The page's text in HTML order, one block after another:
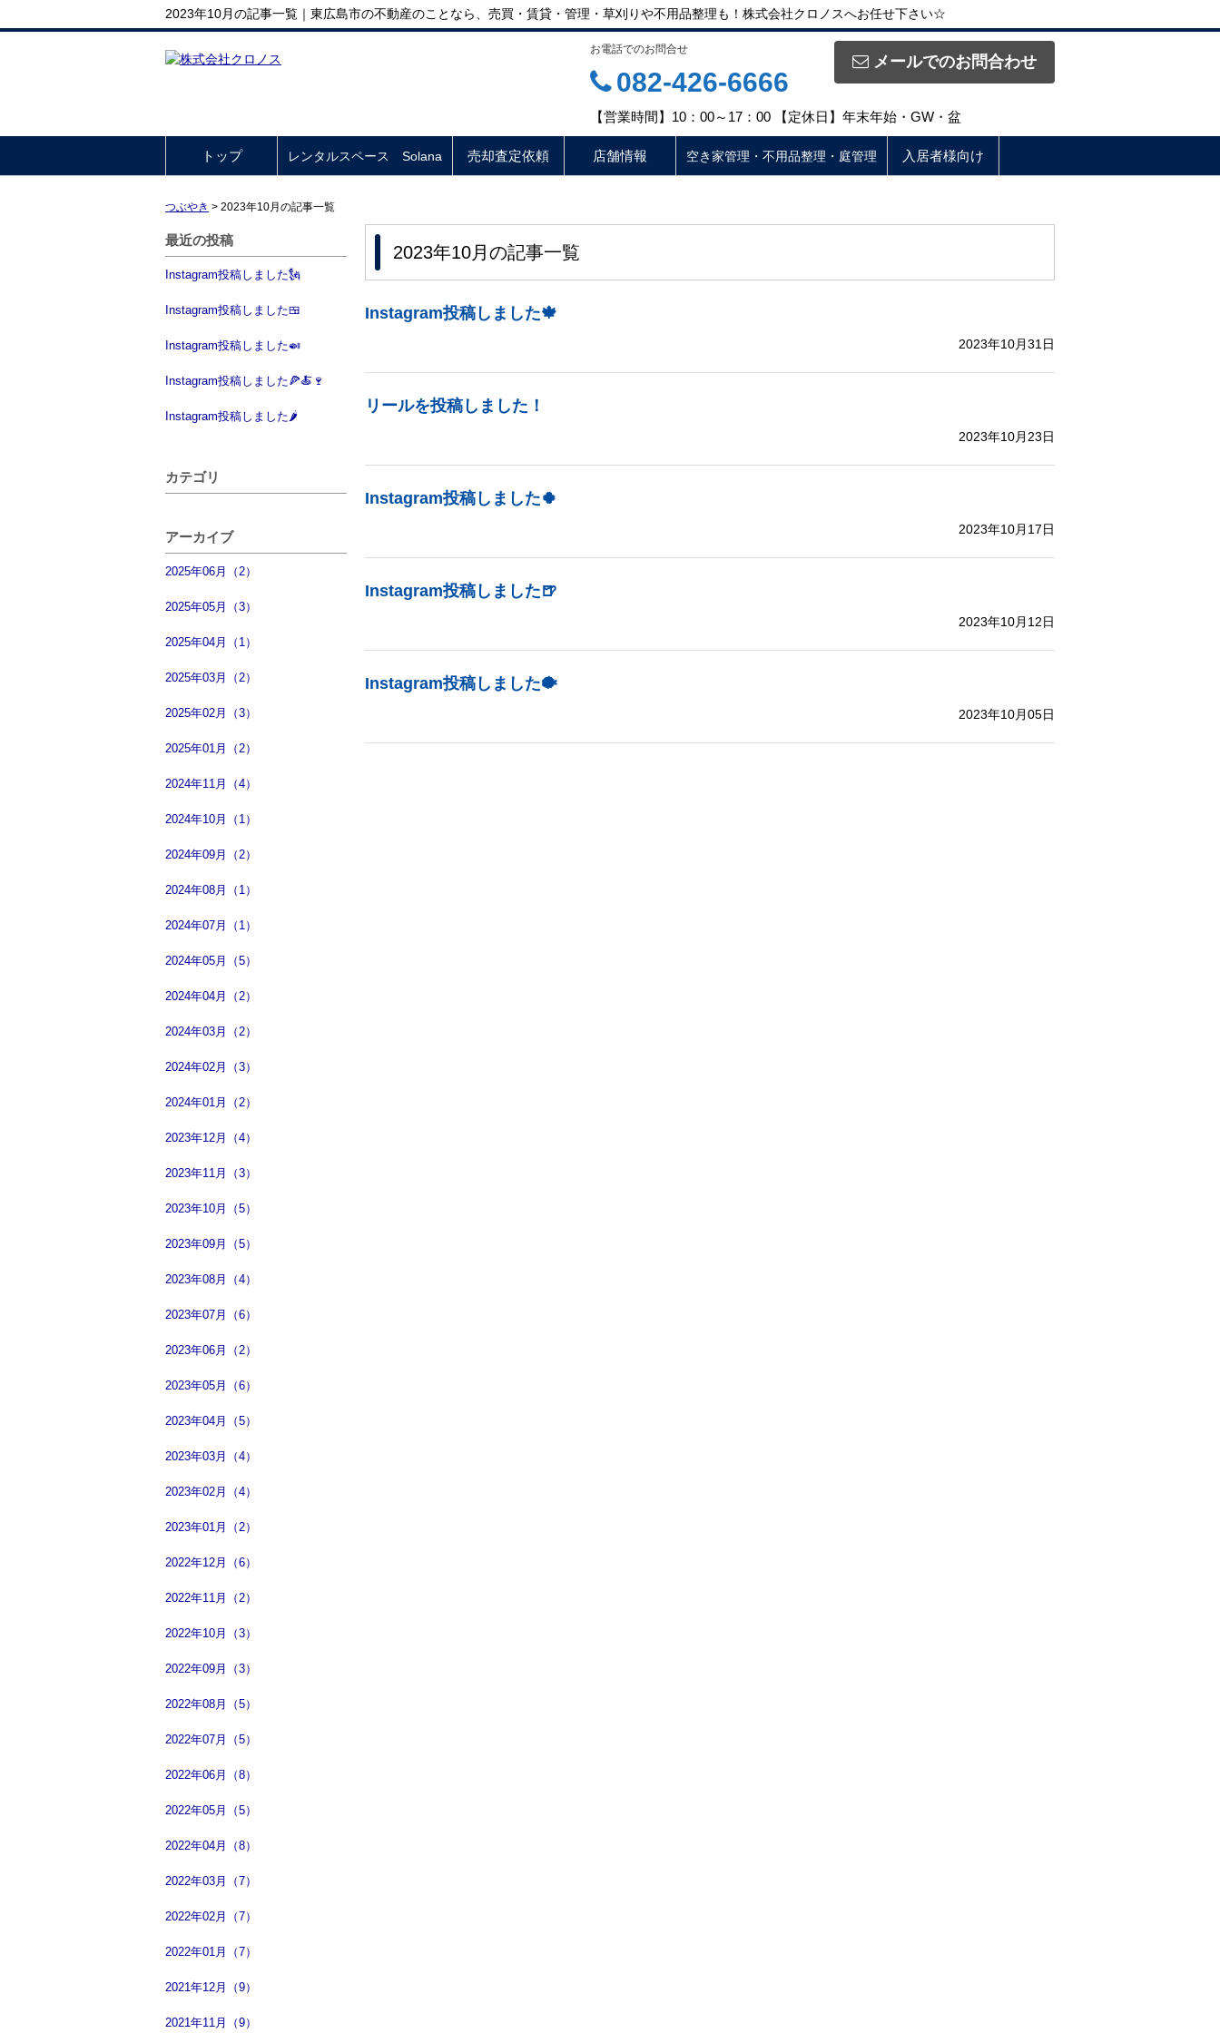
2023年10月の記事一覧｜東広島市の不動産のことなら、売買・賃貸・管理・草刈りや不用品整理も！株式会社クロノスへお任せ下さい☆
メールでのお問合わせ
お電話でのお問合せ
082-426-6666
【営業時間】10：00～17：00 【定休日】年末年始・GW・盆
トップ レンタルスペース Solana 売却査定依頼 店舗情報 空き家管理・不用品整理・庭管理 入居者様向け
つぶやき > 2023年10月の記事一覧
最近の投稿
Instagram投稿しました🗽
Instagram投稿しました🍱
Instagram投稿しました🍛
Instagram投稿しました🍕🍝🍷
Instagram投稿しました🌶
カテゴリ
アーカイブ
2025年06月（2）
2025年05月（3）
2025年04月（1）
2025年03月（2）
2025年02月（3）
2025年01月（2）
2024年11月（4）
2024年10月（1）
2024年09月（2）
2024年08月（1）
2024年07月（1）
2024年05月（5）
2024年04月（2）
2024年03月（2）
2024年02月（3）
2024年01月（2）
2023年12月（4）
2023年11月（3）
2023年10月（5）
2023年09月（5）
2023年08月（4）
2023年07月（6）
2023年06月（2）
2023年05月（6）
2023年04月（5）
2023年03月（4）
2023年02月（4）
2023年01月（2）
2022年12月（6）
2022年11月（2）
2022年10月（3）
2022年09月（3）
2022年08月（5）
2022年07月（5）
2022年06月（8）
2022年05月（5）
2022年04月（8）
2022年03月（7）
2022年02月（7）
2022年01月（7）
2021年12月（9）
2021年11月（9）
2023年10月の記事一覧
Instagram投稿しました🍁
2023年10月31日
リールを投稿しました！
2023年10月23日
Instagram投稿しました🍀
2023年10月17日
Instagram投稿しました🍺
2023年10月12日
Instagram投稿しました🐡
2023年10月05日